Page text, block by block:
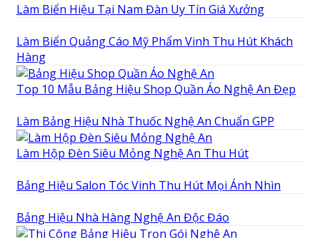
Làm Biển Hiệu Tại Nam Đàn Uy Tín Giá Xưởng
Làm Biển Quảng Cáo Mỹ Phẩm Vinh Thu Hút Khách
Hàng
Top 10 Mẫu Bảng Hiệu Shop Quần Áo Nghệ An Đẹp
Làm Bảng Hiệu Nhà Thuốc Nghệ An Chuẩn GPP
Làm Hộp Đèn Siêu Mỏng Nghệ An Thu Hút
Bảng Hiệu Salon Tóc Vinh Thu Hút Mọi Ánh Nhìn
Bảng Hiệu Nhà Hàng Nghệ An Độc Đáo